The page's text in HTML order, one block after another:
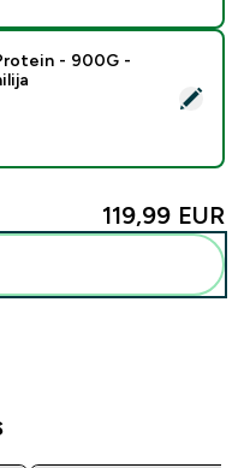
Whey Protein - 900G
- 900G -
119,99 EUR‎